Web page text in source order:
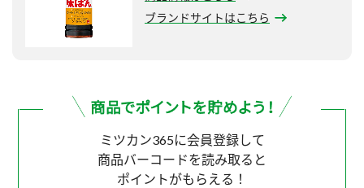
ブランドサイトはこちら
ミツカン365に会員登録して
商品バーコードを読み取ると
ポイントがもらえる！